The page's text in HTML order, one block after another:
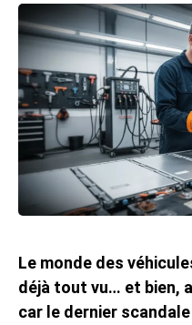
Le monde des
déjà tout vu… et bien,
car le dernier